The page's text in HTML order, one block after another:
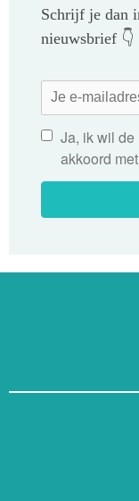
Schrijf je dan
nieuwsbrief 👇
Ja, ik wil
akkoord